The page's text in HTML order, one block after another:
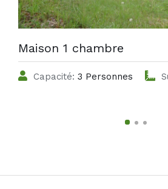
Maison 1 chambre
Capacité: 3 Personnes